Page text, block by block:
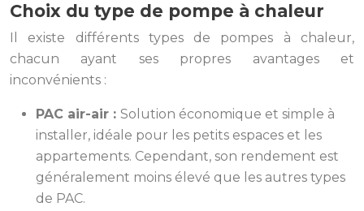
Choix du type de pompe à chaleur
Il existe différents types de pompes à chaleur,
chacun ayant ses propres avantages et
inconvénients :
PAC air-air : Solution économique et simple à
installer, idéale pour les petits espaces et les
appartements. Cependant, son rendement est
généralement moins élevé que les autres types
de PAC.